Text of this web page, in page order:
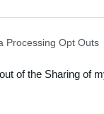
Participants
Processing Opt Outs
of the Sharing of
drošības tehnoloģijas